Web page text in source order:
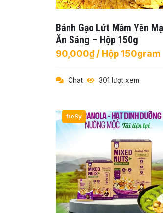
Bánh Gạo Lứt Mầm Yến
Ăn Sáng – Hộp 150g
90,000₫ / Hộp 150gram
Chat 301 lượt xem
freSy